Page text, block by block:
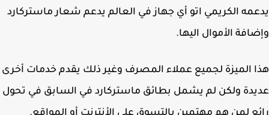
الكريمي اتو أي جهاز في العالم يدعم شعار ماستركارد
الأموال اليها.
الميزة لجميع عملاء المصرف وغير ذلك يقدم خدمات أخرى
ولكن لم يشمل بطائق ماستركارد في السابق في تحول